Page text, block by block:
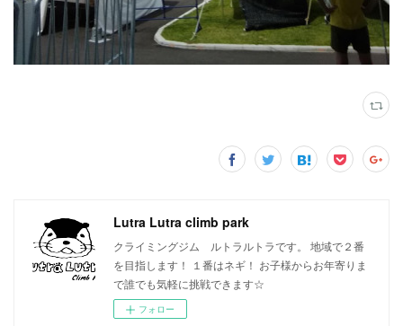
Lutra Lutra climb park
クライミングジム ルトラルトラです。 地域で２番
を目指します！ １番はネギ！ お子様からお年寄りま
で誰でも気軽に挑戦できます☆
フォロー